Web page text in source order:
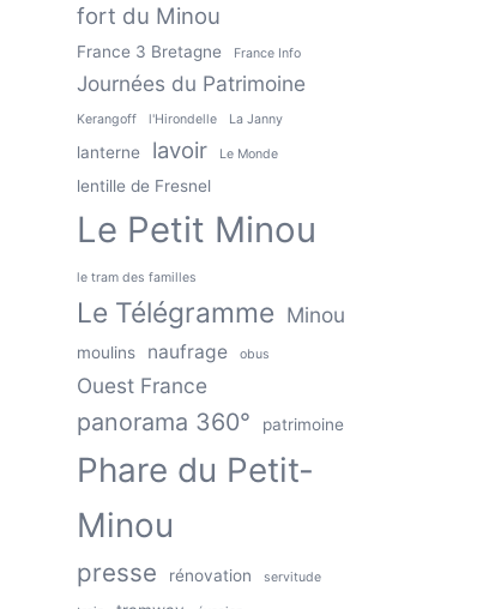
fort du Minou
France 3 Bretagne France Info
Journées du Patrimoine
Kerangoff l'Hirondelle La Janny
lanterne lavoir Le Monde
lentille de Fresnel
Le Petit Minou
le tram des familles
Le Télégramme Minou
moulins naufrage obus
Ouest France
panorama 360° patrimoine
Phare du Petit-
Minou
presse rénovation servitude